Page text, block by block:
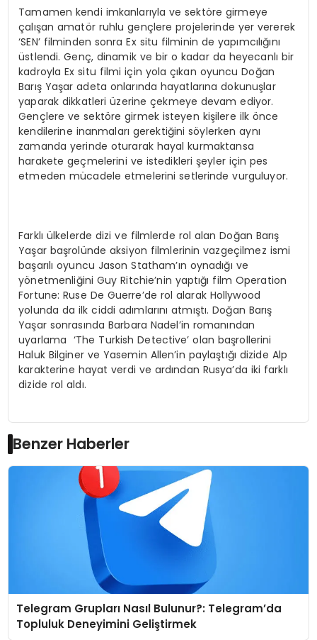
Tamamen kendi imkanlarıyla ve sektöre girmeye
çalışan amatör ruhlu gençlere projelerinde yer vererek
‘SEN’ filminden sonra Ex situ filminin de yapımcılığını
üstlendi. Genç, dinamik ve bir o kadar da heyecanlı bir
kadroyla Ex situ filmi için yola çıkan oyuncu Doğan
Barış Yaşar adeta onlarında hayatlarına dokunuşlar
yaparak dikkatleri üzerine çekmeye devam ediyor.
Gençlere ve sektöre girmek isteyen kişilere ilk önce
kendilerine inanmaları gerektiğini söylerken aynı
zamanda yerinde oturarak hayal kurmaktansa
harakete geçmelerini ve istedikleri şeyler için pes
etmeden mücadele etmelerini setlerinde vurguluyor.
Farklı ülkelerde dizi ve filmlerde rol alan Doğan Barış
Yaşar başrolünde aksiyon filmlerinin vazgeçilmez ismi
başarılı oyuncu Jason Statham’ın oynadığı ve
yönetmenliğini Guy Ritchie’nin yaptığı film Operation
Fortune: Ruse De Guerre’de rol alarak Hollywood
yolunda da ilk ciddi adımlarını atmıştı. Doğan Barış
Yaşar sonrasında Barbara Nadel’in romanından
uyarlama ‘The Turkish Detective’ olan başrollerini
Haluk Bilginer ve Yasemin Allen’in paylaştığı dizide Alp
karakterine hayat verdi ve ardından Rusya’da iki farklı
dizide rol aldı.
Benzer Haberler
Telegram Grupları Nasıl Bulunur?: Telegram’da
Topluluk Deneyimini Geliştirmek